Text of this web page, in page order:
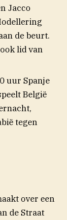
Jacco
de beurt.
lid van
uur Spanje
België
tegen
over een
de Straat